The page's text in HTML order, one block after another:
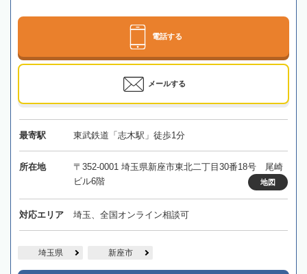
電話する
メールする
最寄駅 東武鉄道「志木駅」徒歩1分
所在地
〒352-0001 埼玉県新座市東北二丁目30番18号 尾崎
ビル6階
地図
対応エリア 埼玉、全国オンライン相談可
埼玉県 新座市